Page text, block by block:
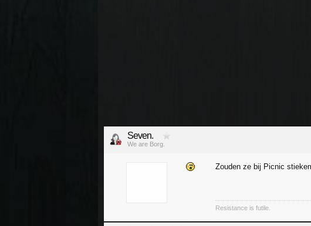
Seven.
We are Borg.
Zouden ze bij Picnic
Resistance is futile.